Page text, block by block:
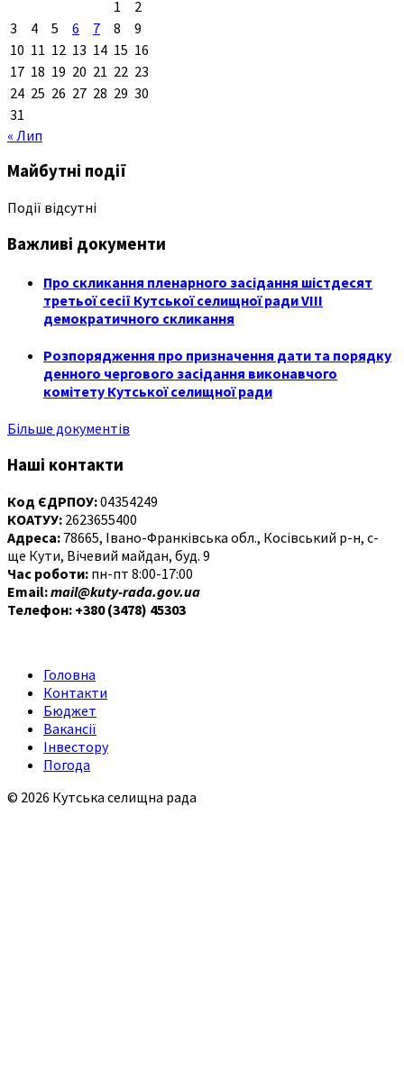
1
2
3
4 5 6 7 8
9
10 11 12 13 14 15 16
17 18 19 20 21 22 23
24 25 26 27 28 29 30
31
« Лип
Майбутні події
Події відсутні
Важливі документи
Про скликання пленарного засідання шістдесят
третьої сесії Кутської селищної ради VIII
демократичного скликання
Розпорядження про призначення дати та порядку
денного чергового засідання виконавчого
комітету Кутської селищної ради
Більше документів
Наші контакти
Код ЄДРПОУ:04354249
КОАТУУ: 2623655400
Адреса: 78665, Івано-Франківська обл., Косівський р-н, с-
ще Кути, Вічевий майдан, буд. 9
Час роботи: пн-пт 8:00-17:00
Email:mail@kuty-rada.gov.ua
Телефон: +380 (3478) 45303
Головна
Контакти
Бюджет
Вакансії
Інвестору
Погода
© 2026 Кутська селищна рада